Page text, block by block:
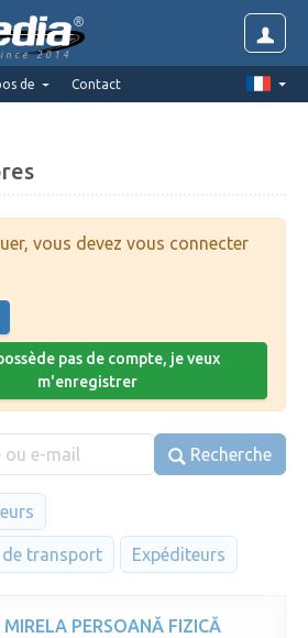
2014
de Contact
vous devez vous connecter
pas de compte, je veux
m'enregistrer
Recherche
transport Expéditeurs
PERSOANĂ FIZICĂ